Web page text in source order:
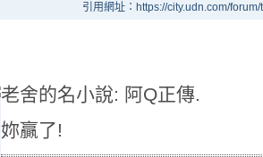
引用網址：https://city.udn.com/
老舍的名小說: 阿Q正傳.
妳贏了!